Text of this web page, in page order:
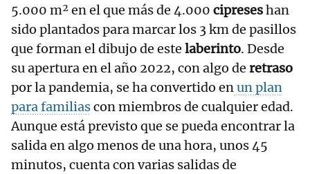
5.000 m² en el que más de 4.000 cipreseshan
sido plantados para marcar los 3 km de pasillos
que forman el dibujo de este laberinto. Desde
su apertura en el año 2022, con algo de retraso
por la pandemia, se ha convertido enun plan
para familiascon miembros de cualquier edad.
Aunque está previsto que se pueda encontrar la
salida en algo menos de una hora, unos 45
minutos, cuenta con varias salidas de